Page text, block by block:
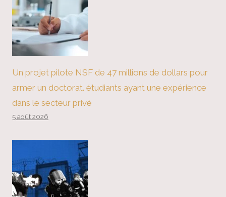
Un projet pilote NSF de 47 millions de dollars pour
armer un doctorat. étudiants ayant une expérience
dans le secteur privé
5 août 2026